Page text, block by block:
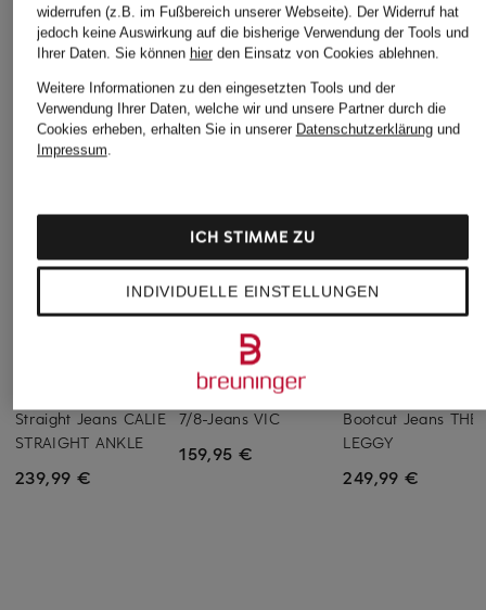
Straight Jeans CALIE
STRAIGHT ANKLE
239,99 €
RAFFAELLO ROSSI
7/8-Jeans VIC
159,95 €
Bootcut Jeans THE
LEGGY
249,99 €
widerrufen (z.B. im Fußbereich unserer Webseite). Der Widerruf hat
jedoch keine Auswirkung auf die bisherige Verwendung der Tools und
Ihrer Daten. Sie können hierden Einsatz von Cookies ablehnen.
Weitere Informationen zu den eingesetzten Tools und der
Verwendung Ihrer Daten, welche wir und unsere Partner durch die
Cookies erheben, erhalten Sie in unserer Datenschutzerklärungund
Impressum.
INDIVIDUELLE EINSTELLUNGEN
ICH STIMME ZU